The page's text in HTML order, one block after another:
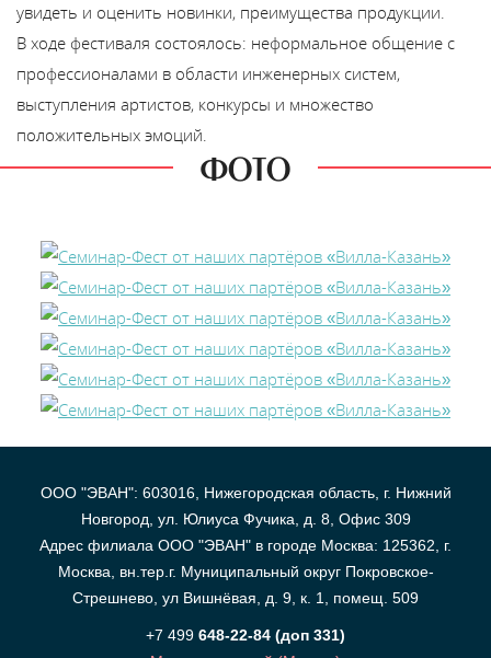
Информация
В
увидеть и оценить новинки, преимущества продукции.
В ходе фестиваля состоялось: неформальное общение с
профессионалами в области инженерных систем,
выступления артистов, конкурсы и множество
положительных эмоций.
ФОТО
ООО "ЭВАН": 603016, Нижегородская область, г. Нижний
Новгород, ул. Юлиуса Фучика, д. 8, Офис 309
Адрес филиала ООО "ЭВАН" в городе Москва: 125362, г.
Москва, вн.тер.г. Муниципальный округ Покровское-
Стрешнево, ул Вишнёвая, д. 9, к. 1, помещ. 509
+7 499 648-22-84 (доп 331)